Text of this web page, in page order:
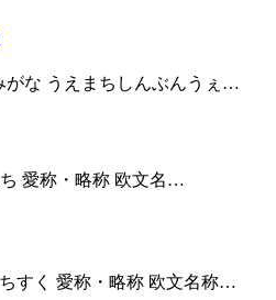
がな うえまちしんぶんうぇ…
愛称・略称 欧文名…
すく 愛称・略称 欧文名称…